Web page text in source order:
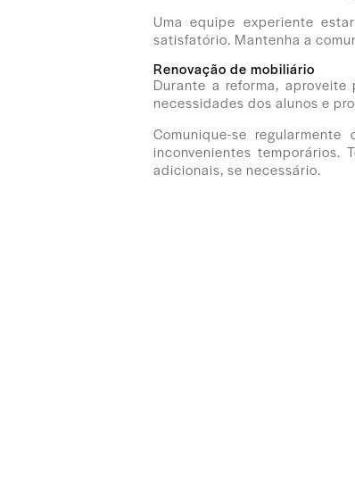
Uma equipe experiente
satisfatório. Mantenha a
Renovação de mobiliário
Durante a reforma,
necessidades dos alunos e
Comunique-se
inconvenientes
adicionais, se necessário.